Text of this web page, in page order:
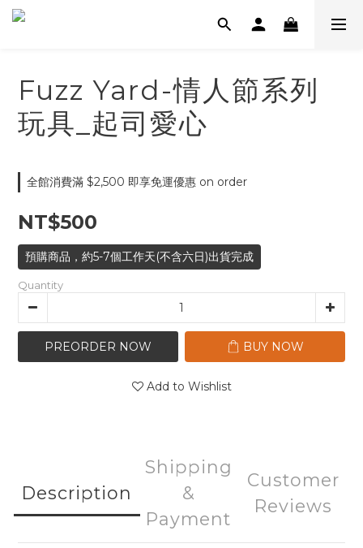
Fuzz Yard-情人節系列
玩具_起司愛心
全館消費滿 $2,500 即享免運優惠 on order
NT$500
預購商品，約5-7個工作天(不含六日)出貨完成
Quantity
PREORDER NOW BUY NOW
Add to Wishlist
Description
Shipping
&
Payment
Customer
Reviews